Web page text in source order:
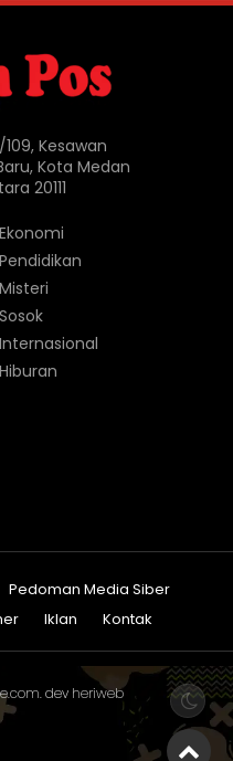
Kesawan
Kota Medan
20111
Ekonomi
Pendidikan
Misteri
Sosok
Internasional
Hiburan
Pedoman Media Siber
Iklan Kontak
. dev heriweb